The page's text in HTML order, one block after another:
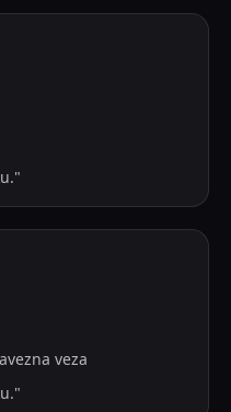
"
veza
"